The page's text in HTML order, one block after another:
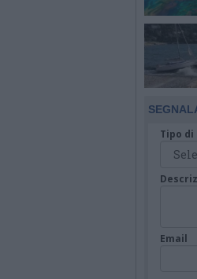
Tipo
Email